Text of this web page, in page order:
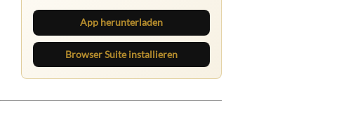
App herunterladen
Browser Suite installieren